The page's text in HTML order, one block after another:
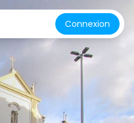
Connexion